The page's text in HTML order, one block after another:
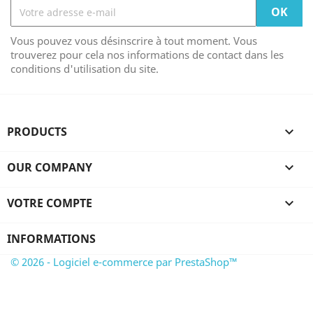
Vous pouvez vous désinscrire à tout moment. Vous
trouverez pour cela nos informations de contact dans les
conditions d'utilisation du site.
PRODUCTS 
OUR COMPANY 
VOTRE COMPTE 
INFORMATIONS
© 2026 - Logiciel e-commerce par PrestaShop™